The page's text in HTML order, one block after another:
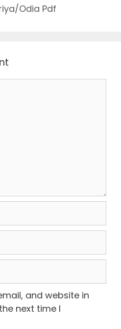
Odia Pdf
and website in
next time I